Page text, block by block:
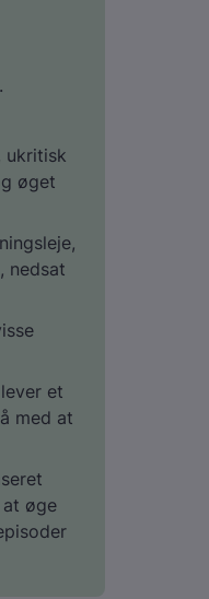
ukritisk
øget
nedsat
et
med at
øge